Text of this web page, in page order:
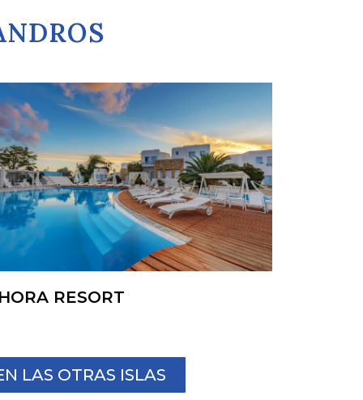
RESORT
LAS OTRAS ISLAS